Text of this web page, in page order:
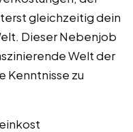
gleichzeitig dein
Dieser Nebenjob
Welt der
Kenntnisse zu